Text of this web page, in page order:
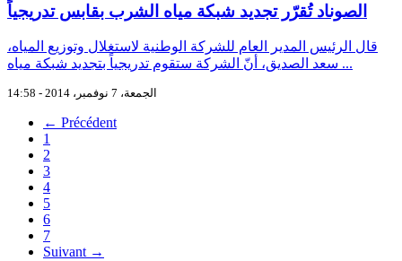
الصوناد تُقرّر تجديد شبكة مياه الشرب بقابس تدريجياً
قال الرئيس المدير العام للشركة الوطنية لاستغلال وتوزيع المياه،
سعد الصديق، أنّ الشركة ستقوم تدريجياً بتجديد شبكة مياه ...
الجمعة، 7 نوفمبر، 2014 - 14:58
← Précédent
1
2
3
4
5
6
7
Suivant →